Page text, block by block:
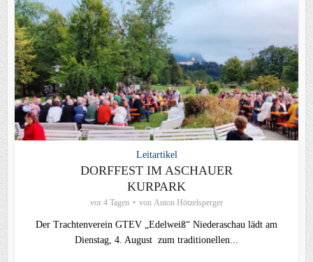
Leitartikel
DORFFEST IM ASCHAUER
KURPARK
vor 4 Tagen von Anton Hötzelsperger
Der Trachtenverein GTEV „Edelweiß“ Niederaschau lädt am
Dienstag, 4. August zum traditionellen...